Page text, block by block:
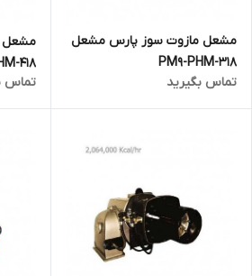
مشعل مازوت سوز پارس مشعل
PM9-PHM-318
تماس بگیرید
مشعل
418
تماس